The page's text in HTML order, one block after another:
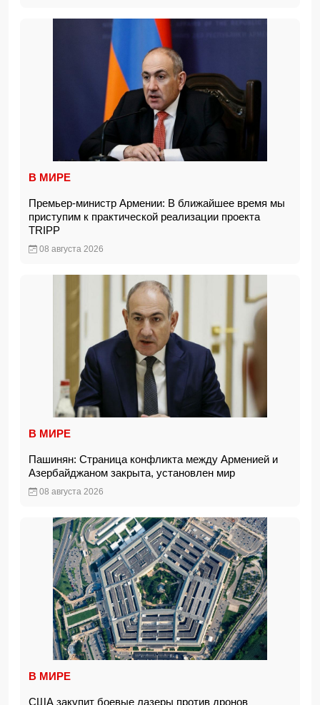
В МИРЕ
Премьер-министр Армении: В ближайшее время мы
приступим к практической реализации проекта
TRIPP
08 августа 2026
В МИРЕ
Пашинян: Страница конфликта между Арменией и
Азербайджаном закрыта, установлен мир
08 августа 2026
В МИРЕ
США закупит боевые лазеры против дронов